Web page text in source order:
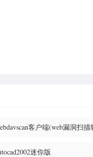
客户端(web漏洞扫描
迷你版